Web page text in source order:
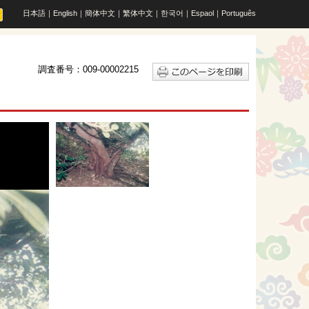
日本語 ｜ English ｜ 簡体中文 ｜ 繁体中文 ｜ 한국어 ｜ Espaol ｜ Português
調査番号：009-00002215